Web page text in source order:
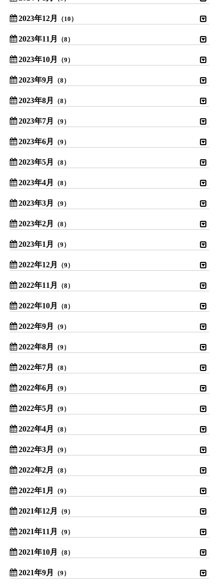
2023年12月 （10）
2023年11月 （8）
2023年10月 （9）
2023年9月 （8）
2023年8月 （8）
2023年7月 （9）
2023年6月 （9）
2023年5月 （8）
2023年4月 （8）
2023年3月 （9）
2023年2月 （8）
2023年1月 （9）
2022年12月 （9）
2022年11月 （8）
2022年10月 （8）
2022年9月 （9）
2022年8月 （9）
2022年7月 （8）
2022年6月 （9）
2022年5月 （9）
2022年4月 （8）
2022年3月 （9）
2022年2月 （8）
2022年1月 （9）
2021年12月 （9）
2021年11月 （9）
2021年10月 （8）
2021年9月 （9）